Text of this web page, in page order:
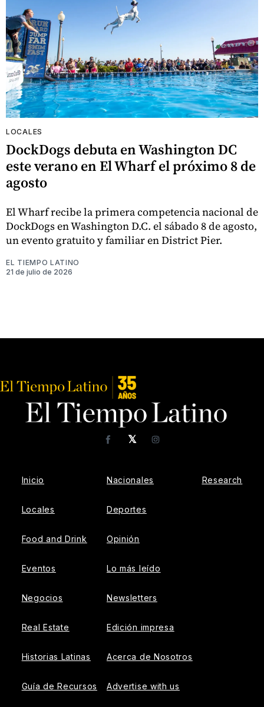
LOCALES
DockDogs debuta en Washington DC
este verano en El Wharf el próximo 8 de
agosto
El Wharf recibe la primera competencia nacional de
DockDogs en Washington D.C. el sábado 8 de agosto,
un evento gratuito y familiar en District Pier.
EL TIEMPO LATINO
21 de julio de 2026
𝕏
FacebookInstagram
Inicio
Locales
Food and Drink
Eventos
Negocios
Real Estate
Historias Latinas
Guía de Recursos
Nacionales
Deportes
Opinión
Lo más leído
Newsletters
Edición impresa
Acerca de Nosotros
Advertise with us
Research